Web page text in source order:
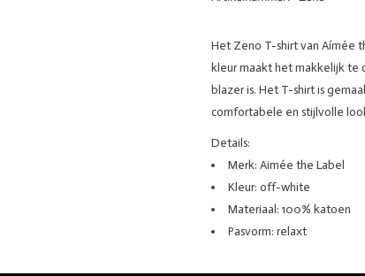
Het Zeno T-shirt van Aímée
kleur maakt het makkelijk te
blazer is. Het T-shirt is
comfortabele en stijlvolle
Details:
Merk: Aimée the Label
Kleur: off-white
Materiaal: 100% katoen
Pasvorm: relaxt